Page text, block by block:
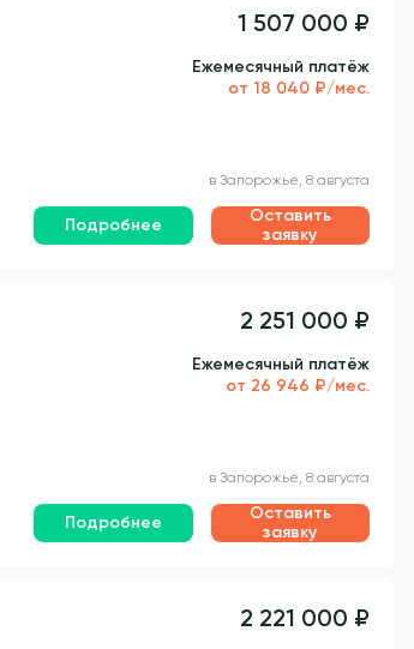
1 507 000 ₽
Ежемесячный платёж
от 18 040 ₽/мес.
в Запорожье, 8 августа
Подробнее
Оставить
заявку
2 251 000 ₽
Ежемесячный платёж
от 26 946 ₽/мес.
в Запорожье, 8 августа
Подробнее
Оставить
заявку
2 221 000 ₽